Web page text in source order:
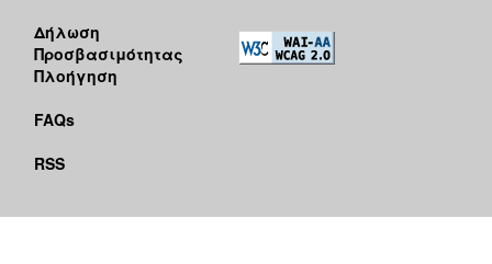
Δήλωση
Προσβασιμότητας
Πλοήγηση
FAQs
RSS